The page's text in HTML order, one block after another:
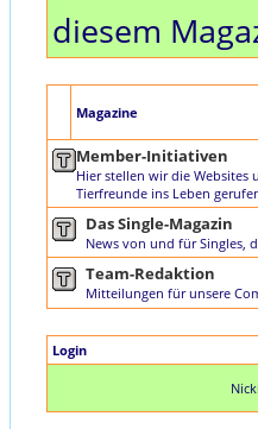
diesem
Magazine
Member-Initiativen
Hier stellen wir die
Tierfreunde ins Leben
Das Single-Magazin
News von und für Singles,
Team-Redaktion
Mitteilungen für unsere
Login